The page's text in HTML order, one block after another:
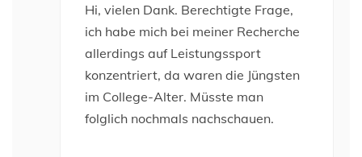
Hi, vielen Dank. Berechtigte Frage,
ich habe mich bei meiner Recherche
allerdings auf Leistungssport
konzentriert, da waren die Jüngsten
im College-Alter. Müsste man
folglich nochmals nachschauen.